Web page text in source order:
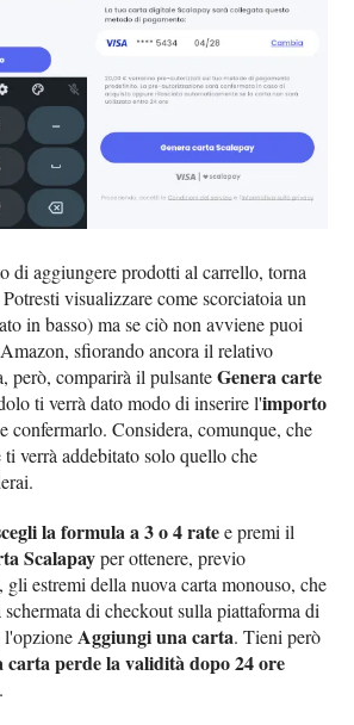
di aggiungere prodotti al carrello, torna
visualizzare come scorciatoia un
in basso) ma se ciò non avviene puoi
sfiorando ancora il relativo
però, comparirà il pulsanteGenera carte
ti verrà dato modo di inserire l'importo
confermarlo. Considera, comunque, che
verrà addebitato solo quello che
la formula a 3 o 4 ratee premi il
Scalapayper ottenere, previo
, gli estremi della nuova carta monouso, che
di checkout sulla piattaforma di
l'opzioneAggiungi una carta. Tieni però
carta perde la validità dopo 24 ore
.